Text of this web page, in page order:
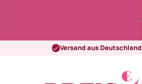
Versand aus Deutschland